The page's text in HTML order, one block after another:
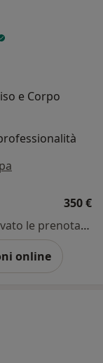
e Corpo
350 €
Questo dottore non ha ancora attivato le prenotazioni online presso questo indirizzo.
online